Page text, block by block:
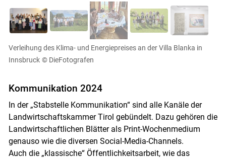
Skip to main content
Verleihung des Klima- und Energiepreises an der Villa Blanka in
Innsbruck © DieFotografen
Kommunikation 2024
In der „Stabstelle Kommunikation“ sind alle Kanäle der
Landwirtschaftskammer Tirol gebündelt. Dazu gehören die
Landwirtschaftlichen Blätter als Print-Wochenmedium
genauso wie die diversen Social-Media-Channels.
Auch die „klassische“ Öffentlichkeitsarbeit, wie das